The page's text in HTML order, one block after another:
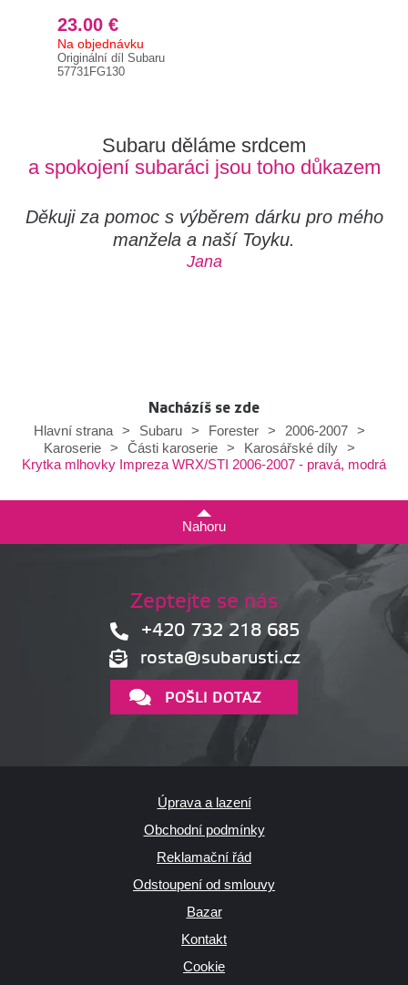
23.00 €
Na objednávku
Originální díl Subaru
57731FG130
Subaru děláme srdcem
a spokojení subaráci jsou toho důkazem
Děkuji za pomoc s výběrem dárku pro mého
manžela a naší Toyku.
Jana
Nacházíš se zde
Hlavní strana > Subaru > Forester > 2006-2007 >
Karoserie > Části karoserie > Karosářské díly >
Krytka mlhovky Impreza WRX/STI 2006-2007 - pravá, modrá
Nahoru
Zeptejte se nás
+420 732 218 685
rosta@subarusti.cz
POŠLI DOTAZ
Úprava a lazení
Obchodní podmínky
Reklamační řád
Odstoupení od smlouvy
Bazar
Kontakt
Cookie